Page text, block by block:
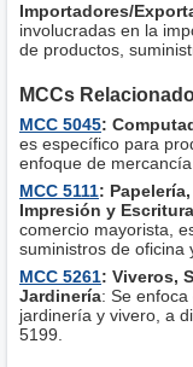
Importadores/
involucradas en la
de productos,
MCCs
MCC 5045:
es específico para
enfoque de
MCC 5111:
Impresión y Escritura
comercio mayorista,
suministros de oficina
MCC 5261: Viveros,
Jardinería: Se
jardinería y vivero, a
5199.